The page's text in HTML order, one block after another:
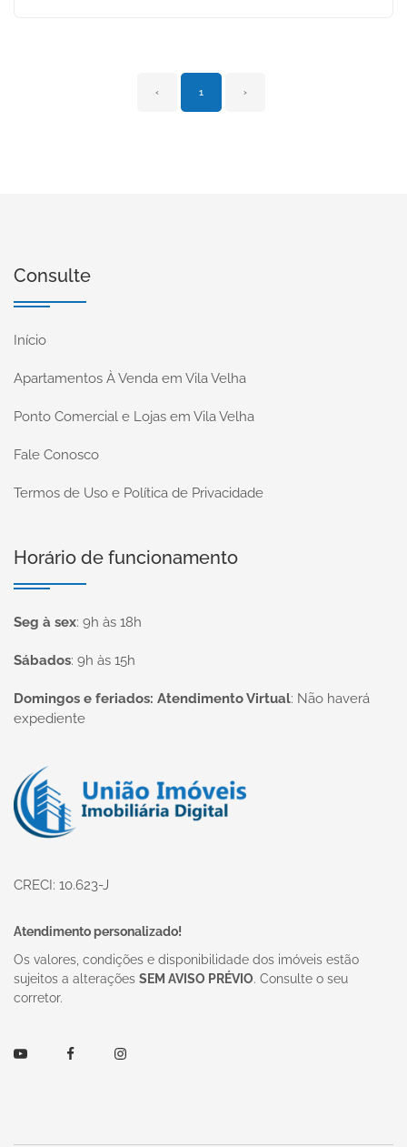
‹ 1 ›
Consulte
Início
Apartamentos À Venda em Vila Velha
Ponto Comercial e Lojas em Vila Velha
Fale Conosco
Termos de Uso e Política de Privacidade
Horário de funcionamento
Seg à sex: 9h às 18h
Sábados: 9h às 15h
Domingos e feriados: Atendimento Virtual: Não haverá
expediente
Página inicial
CRECI: 10.623-J
Atendimento personalizado!
Os valores, condições e disponibilidade dos imóveis estão
sujeitos a alterações SEM AVISO PRÉVIO. Consulte o seu
corretor.
Youtube FacebookInstagram